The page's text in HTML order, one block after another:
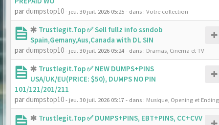
par dumpstop10- jeu. 30 juil. 2026 05:25- dans : Votre collection
Trustlegit.Top ✅ Sell fullz info ssndob
Spain,Gemany,Aus,Canada with DL SIN
par dumpstop10- jeu. 30 juil. 2026 05:24- dans : Dramas, Cinema et TV
Trustlegit.Top ✅ NEW DUMPS+PINS
USA/UK/EU(PRICE: $50), DUMPS NO PIN
101/121/201/211
par dumpstop10- jeu. 30 juil. 2026 05:17- dans : Musique, Opening et Ending
Trustlegit.Top ✅ DUMPS+PINS, EBT+PINS, CC+CVV